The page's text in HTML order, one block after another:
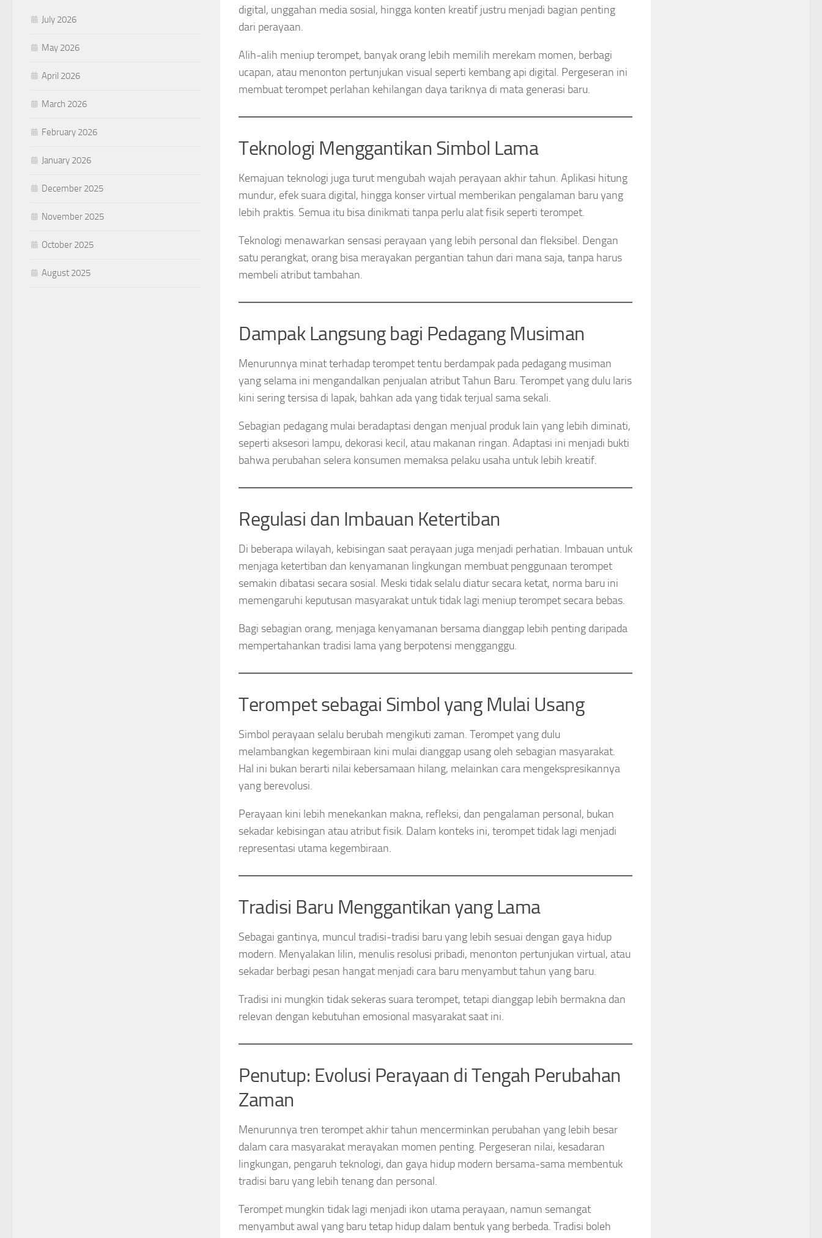
digital, unggahan media sosial, hingga konten kreatif justru menjadi bagian penting
dari perayaan.
Alih-alih meniup terompet, banyak orang lebih memilih merekam momen, berbagi
ucapan, atau menonton pertunjukan visual seperti kembang api digital. Pergeseran ini
membuat terompet perlahan kehilangan daya tariknya di mata generasi baru.
Teknologi Menggantikan Simbol Lama
Kemajuan teknologi juga turut mengubah wajah perayaan akhir tahun. Aplikasi hitung
mundur, efek suara digital, hingga konser virtual memberikan pengalaman baru yang
lebih praktis. Semua itu bisa dinikmati tanpa perlu alat fisik seperti terompet.
Teknologi menawarkan sensasi perayaan yang lebih personal dan fleksibel. Dengan
satu perangkat, orang bisa merayakan pergantian tahun dari mana saja, tanpa harus
membeli atribut tambahan.
Dampak Langsung bagi Pedagang Musiman
Menurunnya minat terhadap terompet tentu berdampak pada pedagang musiman
yang selama ini mengandalkan penjualan atribut Tahun Baru. Terompet yang dulu laris
kini sering tersisa di lapak, bahkan ada yang tidak terjual sama sekali.
Sebagian pedagang mulai beradaptasi dengan menjual produk lain yang lebih diminati,
seperti aksesori lampu, dekorasi kecil, atau makanan ringan. Adaptasi ini menjadi bukti
bahwa perubahan selera konsumen memaksa pelaku usaha untuk lebih kreatif.
Regulasi dan Imbauan Ketertiban
Di beberapa wilayah, kebisingan saat perayaan juga menjadi perhatian. Imbauan untuk
menjaga ketertiban dan kenyamanan lingkungan membuat penggunaan terompet
semakin dibatasi secara sosial. Meski tidak selalu diatur secara ketat, norma baru ini
memengaruhi keputusan masyarakat untuk tidak lagi meniup terompet secara bebas.
Bagi sebagian orang, menjaga kenyamanan bersama dianggap lebih penting daripada
mempertahankan tradisi lama yang berpotensi mengganggu.
Terompet sebagai Simbol yang Mulai Usang
Simbol perayaan selalu berubah mengikuti zaman. Terompet yang dulu
melambangkan kegembiraan kini mulai dianggap usang oleh sebagian masyarakat.
Hal ini bukan berarti nilai kebersamaan hilang, melainkan cara mengekspresikannya
yang berevolusi.
Perayaan kini lebih menekankan makna, refleksi, dan pengalaman personal, bukan
sekadar kebisingan atau atribut fisik. Dalam konteks ini, terompet tidak lagi menjadi
representasi utama kegembiraan.
Tradisi Baru Menggantikan yang Lama
Sebagai gantinya, muncul tradisi-tradisi baru yang lebih sesuai dengan gaya hidup
modern. Menyalakan lilin, menulis resolusi pribadi, menonton pertunjukan virtual, atau
sekadar berbagi pesan hangat menjadi cara baru menyambut tahun yang baru.
Tradisi ini mungkin tidak sekeras suara terompet, tetapi dianggap lebih bermakna dan
relevan dengan kebutuhan emosional masyarakat saat ini.
Penutup: Evolusi Perayaan di Tengah Perubahan
Zaman
Menurunnya tren terompet akhir tahun mencerminkan perubahan yang lebih besar
dalam cara masyarakat merayakan momen penting. Pergeseran nilai, kesadaran
lingkungan, pengaruh teknologi, dan gaya hidup modern bersama-sama membentuk
tradisi baru yang lebih tenang dan personal.
Terompet mungkin tidak lagi menjadi ikon utama perayaan, namun semangat
menyambut awal yang baru tetap hidup dalam bentuk yang berbeda. Tradisi boleh
July 2026
May 2026
April 2026
March 2026
February 2026
January 2026
December 2025
November 2025
October 2025
August 2025